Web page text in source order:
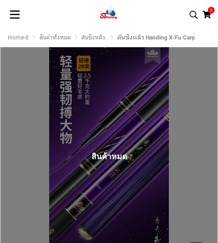
0
Home-8 สินค้าทั้งหมด คันชิงหลิว. คันชิงหลิว Handing X-Fu Carp
สินค้าหมด